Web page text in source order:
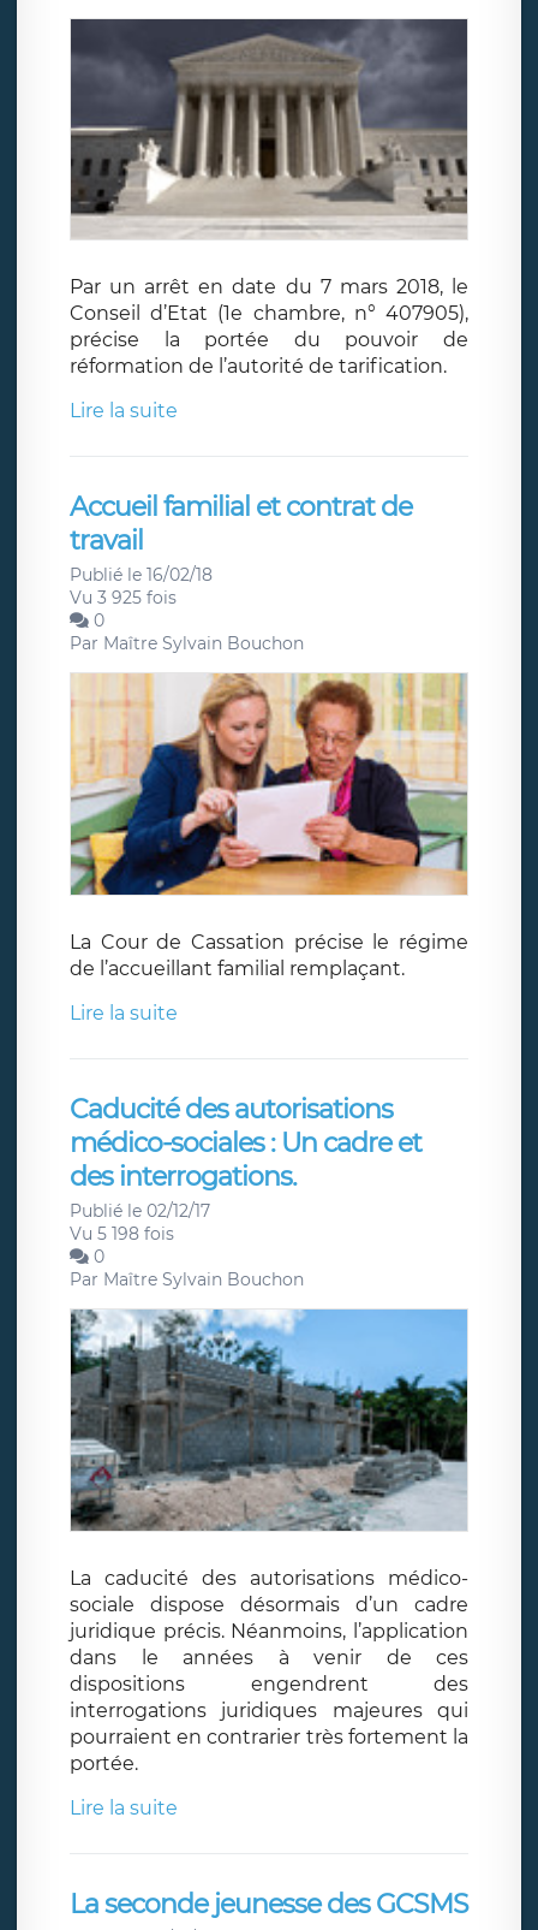
Par un arrêt en date du 7 mars 2018, le
Conseil d’Etat (1e chambre, n° 407905),
précise la portée du pouvoir de
réformation de l’autorité de tarification.
Lire la suite
Accueil familial et contrat de
travail
Publié le 16/02/18
Vu 3 925 fois
0
Par Maître Sylvain Bouchon
La Cour de Cassation précise le régime
de l’accueillant familial remplaçant.
Lire la suite
Caducité des autorisations
médico-sociales : Un cadre et
des interrogations.
Publié le 02/12/17
Vu 5 198 fois
0
Par Maître Sylvain Bouchon
La caducité des autorisations médico-
sociale dispose désormais d’un cadre
juridique précis. Néanmoins, l’application
dans le années à venir de ces
dispositions engendrent des
interrogations juridiques majeures qui
pourraient en contrarier très fortement la
portée.
Lire la suite
La seconde jeunesse des GCSMS